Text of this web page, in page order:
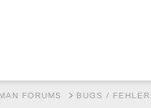
FORUMS BUGS /